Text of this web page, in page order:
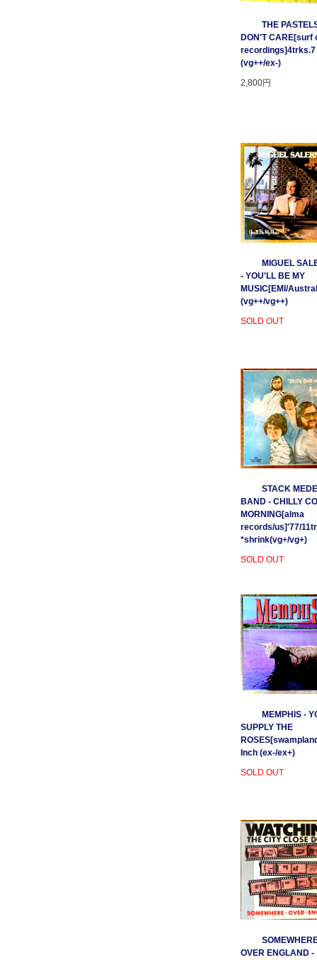
THE
DON'T CARE[surf
recordings]4trks.7
(vg++/ex-)
2,800円
MIGUEL
- YOU'LL BE MY
MUSIC[EMI/
(vg++/vg++)
SOLD OUT
STACK
BAND - CHILLY
MORNING[alma
records/us]'77/
*shrink(vg+/vg+)
SOLD OUT
MEMPHIS -
SUPPLY THE
Inch (ex-/ex+)
SOLD OUT
OVER ENGLAND -